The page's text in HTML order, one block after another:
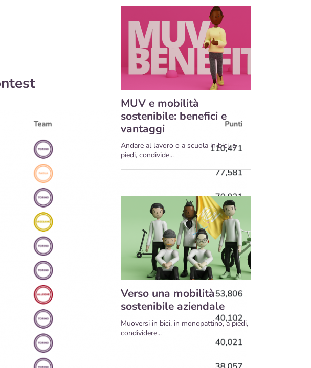
MUV e mobilità
sostenibile: benefici e
vantaggi
Andare al lavoro o a scuola in bici, a
piedi, condivide...
Verso una mobilità
sostenibile aziendale
Muoversi in bici, in monopattino, a piedi,
condividere...